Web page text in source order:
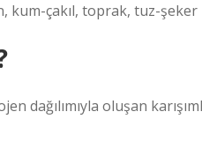
kum-çakıl, toprak, tuz-şeker
dağılımıyla oluşan